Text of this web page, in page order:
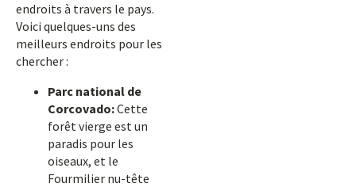
endroits à travers le pays.
Voici quelques-uns des
meilleurs endroits pour les
chercher :
Parc national de
Corcovado:Cette
forêt vierge est un
paradis pour les
oiseaux, et le
Fourmilier nu-tête